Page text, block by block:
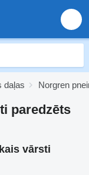
daļas Norgren
paredzēts
vārsti